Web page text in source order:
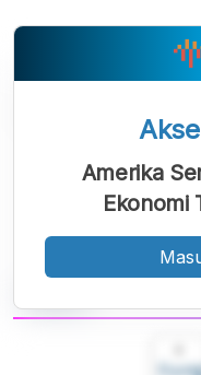
Font
Amerika
Ekonomi